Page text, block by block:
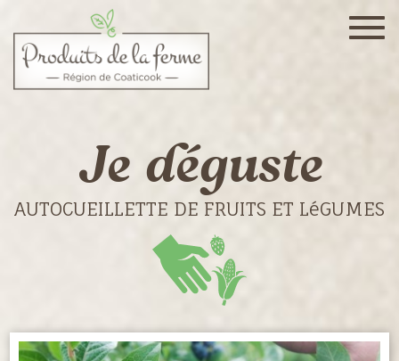
Je déguste
AUTOCUEILLETTE DE FRUITS ET LéGUMES